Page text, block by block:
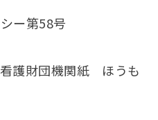
ー第58号
護財団機関紙 ほうも